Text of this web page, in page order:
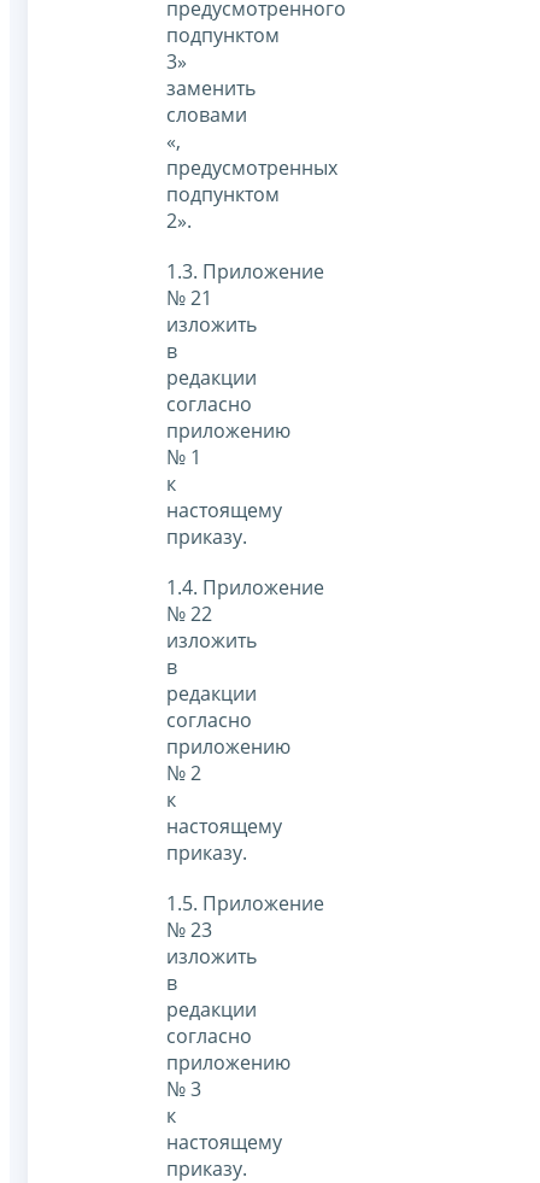
предусмотренного
подпунктом
3»
заменить
словами
«,
предусмотренных
подпунктом
2».
1.3. Приложение
№ 21
изложить
в
редакции
согласно
приложению
№ 1
к
настоящему
приказу.
1.4. Приложение
№ 22
изложить
в
редакции
согласно
приложению
№ 2
к
настоящему
приказу.
1.5. Приложение
№ 23
изложить
в
редакции
согласно
приложению
№ 3
к
настоящему
приказу.